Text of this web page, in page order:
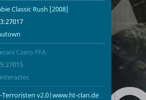
Classic Rush [2008]
zm_lautown
Czero FFA
1/25
Terroristen v2.0|www.ht-clan.de
1/32